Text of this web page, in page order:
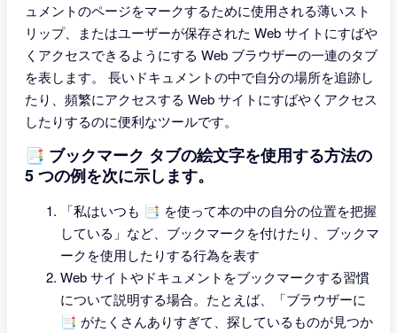
ュメントのページをマークするために使用される薄いスト
リップ、またはユーザーが保存された Web サイトにすばや
くアクセスできるようにする Web ブラウザーの一連のタブ
を表します。 長いドキュメントの中で自分の場所を追跡し
たり、頻繁にアクセスする Web サイトにすばやくアクセス
したりするのに便利なツールです。
📑 ブックマーク タブの絵文字を使用する方法の
5 つの例を次に示します。
「私はいつも 📑 を使って本の中の自分の位置を把握
している」など、ブックマークを付けたり、ブックマ
ークを使用したりする行為を表す
Web サイトやドキュメントをブックマークする習慣
について説明する場合。たとえば、「ブラウザーに
📑 がたくさんありすぎて、探しているものが見つか